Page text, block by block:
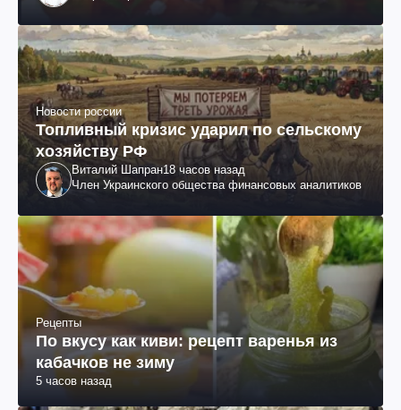
Новости россии
Топливный кризис ударил по сельскому
хозяйству РФ
Виталий Шапран18 часов назад
Член Украинского общества финансовых аналитиков
Рецепты
По вкусу как киви: рецепт варенья из
кабачков не зиму
5 часов назад